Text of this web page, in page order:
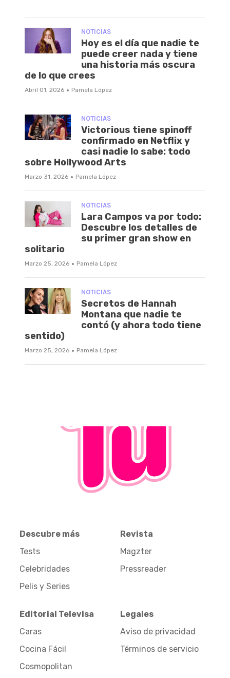
NOTICIAS
Hoy es el día que nadie te
puede creer nada y tiene
una historia más oscura
de lo que crees
Abril 01, 2026 · Pamela López
NOTICIAS
Victorious tiene spinoff
confirmado en Netflix y
casi nadie lo sabe: todo
sobre Hollywood Arts
Marzo 31, 2026 · Pamela López
NOTICIAS
Lara Campos va por todo:
Descubre los detalles de
su primer gran show en
solitario
Marzo 25, 2026 · Pamela López
NOTICIAS
Secretos de Hannah
Montana que nadie te
contó (y ahora todo tiene
sentido)
Marzo 25, 2026 · Pamela López
Descubre más
Tests
Celebridades
Pelis y Series
Revista
Magzter
Pressreader
Editorial Televisa
Caras
Cocina Fácil
Cosmopolitan
Legales
Aviso de privacidad
Términos de servicio